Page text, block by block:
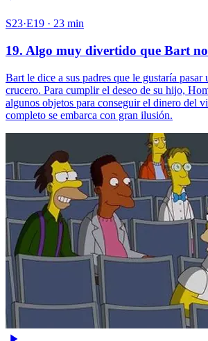
S23·E19 · 23 min
19. Algo muy divertido que Bart
Bart le dice a sus padres que le gustaría pasar
crucero. Para cumplir el deseo de su hijo,
algunos objetos para conseguir el dinero del
completo se embarca con gran ilusión.